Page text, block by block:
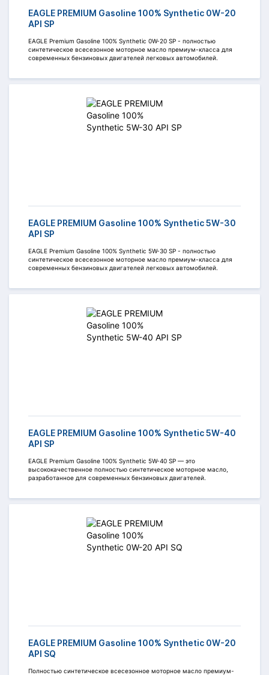
EAGLE PREMIUM Gasoline 100% Synthetic 0W-20
API SP
EAGLE Premium Gasoline 100% Synthetic 0W-20 SP - полностью
синтетическое всесезонное моторное масло премиум-класса для
современных бензиновых двигателей легковых автомобилей.
EAGLE PREMIUM Gasoline 100% Synthetic 5W-30
API SP
EAGLE Premium Gasoline 100% Synthetic 5W-30 SP - полностью
синтетическое всесезонное моторное масло премиум-класса для
современных бензиновых двигателей легковых автомобилей.
EAGLE PREMIUM Gasoline 100% Synthetic 5W-40
API SP
EAGLE Premium Gasoline 100% Synthetic 5W-40 SP — это
высококачественное полностью синтетическое моторное масло,
разработанное для современных бензиновых двигателей.
EAGLE PREMIUM Gasoline 100% Synthetic 0W-20
API SQ
Полностью синтетическое всесезонное моторное масло премиум-